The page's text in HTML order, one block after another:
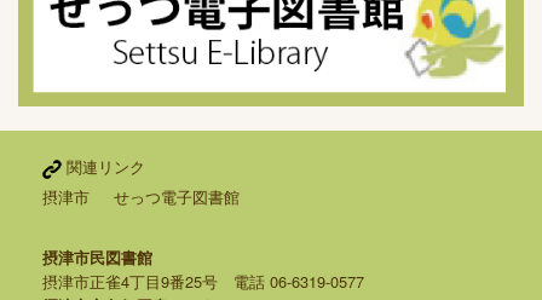
関連リンク
摂津市
せっつ電子図書館
摂津市民図書館
摂津市正雀4丁目9番25号 電話 06-6319-0577